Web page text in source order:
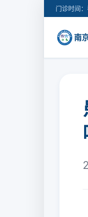
门诊时间
南